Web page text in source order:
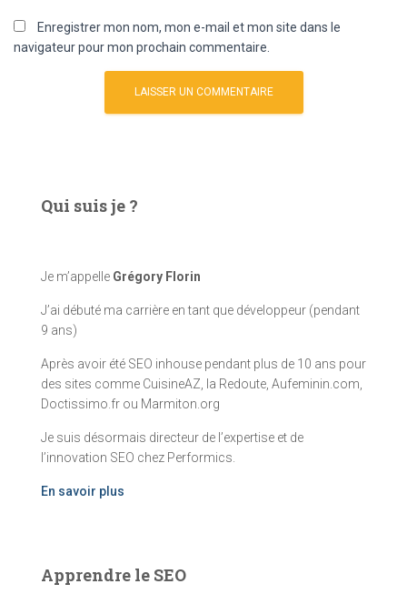
Enregistrer mon nom, mon e-mail et mon site dans le
navigateur pour mon prochain commentaire.
Qui suis je ?
Je m’appelle Grégory Florin
J’ai débuté ma carrière en tant que développeur (pendant
9 ans)
Après avoir été SEO inhouse pendant plus de 10 ans pour
des sites comme CuisineAZ, la Redoute, Aufeminin.com,
Doctissimo.fr ou Marmiton.org
Je suis désormais directeur de l’expertise et de
l’innovation SEO chez Performics.
En savoir plus
Apprendre le SEO